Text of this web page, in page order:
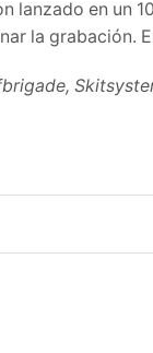
lanzado en un
la grabación.